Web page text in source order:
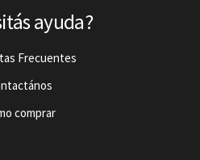
ayuda?
Frecuentes
comprar